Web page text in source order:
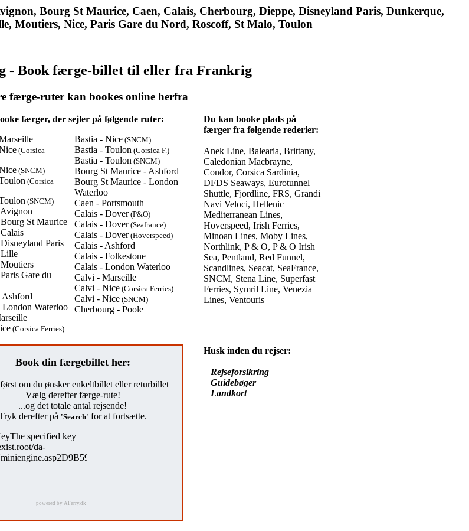
Bourg St Maurice, Caen, Calais, Cherbourg, Dieppe, Disneyland Paris, Dunkerque,
Moutiers, Nice, Paris Gare du Nord, Roscoff, St Malo, Toulon
- Book færge-billet til eller fra Frankrig
færge-ruter kan bookes online herfra
færger, der sejler på følgende ruter:
(Corsica
(SNCM)
(Corsica
(SNCM)
St Maurice
Paris
Gare du
Waterloo
(Corsica Ferries)
Bastia - Nice (SNCM)
Bastia - Toulon (Corsica F.)
Bastia - Toulon (SNCM)
Bourg St Maurice - Ashford
Bourg St Maurice - London
Waterloo
Caen - Portsmouth
Calais - Dover(P&O)
Calais - Dover(Seafrance)
Calais - Dover(Hoverspeed)
Calais - Ashford
Calais - Folkestone
Calais - London Waterloo
Calvi - Marseille
Calvi - Nice (Corsica Ferries)
Calvi - Nice (SNCM)
Cherbourg - Poole
Du kan booke plads på
færger fra følgende rederier:
Anek Line, Balearia, Brittany,
Caledonian Macbrayne,
Condor, Corsica Sardinia,
DFDS Seaways, Eurotunnel
Shuttle, Fjordline, FRS, Grandi
Navi Veloci, Hellenic
Mediterranean Lines,
Hoverspeed, Irish Ferries,
Minoan Lines, Moby Lines,
Northlink, P & O, P & O Irish
Sea, Pentland, Red Funnel,
Scandlines, Seacat, SeaFrance,
SNCM, Stena Line, Superfast
Ferries, Symril Line, Venezia
Lines, Ventouris
Husk inden du rejser:
Rejseforsikring
Guidebøger
Landkort
Book din færgebillet her:
om du ønsker enkeltbillet eller returbillet
Vælg derefter færge-rute!
...og det totale antal rejsende!
derefter på 'Search' for at fortsætte.
powered by AFerry.dk